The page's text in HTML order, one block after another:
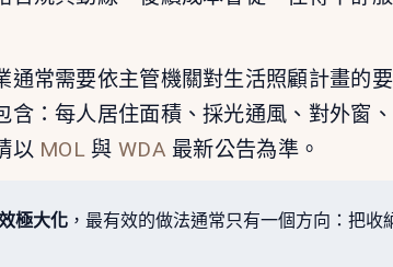
常需要依主管機關對生活照顧計畫的
含：每人居住面積、採光通風、對外窗
以 MOL 與 WDA 最新公告為準。
極大化，最有效的做法通常只有一個方向：把收